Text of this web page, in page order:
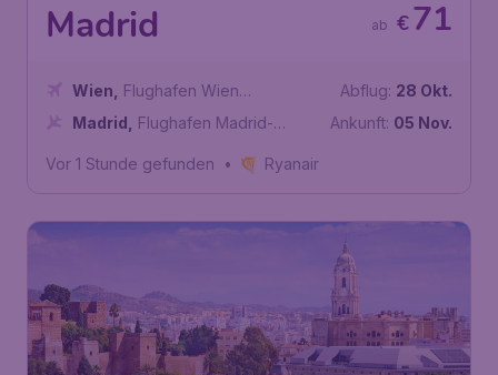
Madrid €71
ab
Wien
Flughafen Wien
Schwechat
Madrid
Flughafen Madrid-
Abflug: 28 Okt.
Ankunft: 05 Nov.
Vor 1 Stunde gefunden • Ryanair